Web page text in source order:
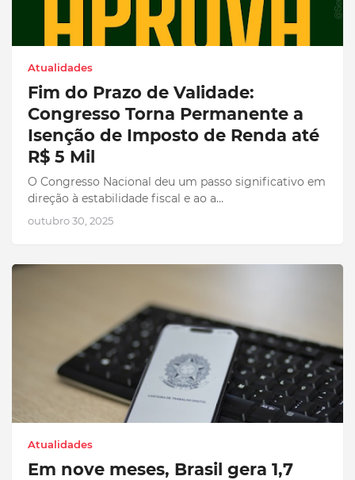
Atualidades
Fim do Prazo de Validade:
Congresso Torna Permanente a
Isenção de Imposto de Renda até
R$ 5 Mil
O Congresso Nacional deu um passo significativo em
direção à estabilidade fiscal e ao a…
outubro 30, 2025
Atualidades
Em nove meses, Brasil gera 1,7